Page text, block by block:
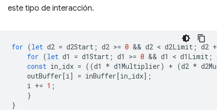
este tipo de interacción.
for (let d2 = d2Start ; d2 >= 0 && d2 < d2Limit ; d2
for (let d1 = d1Start ; d1 >= 0 && d1 < d1Limit ;
const in_idx = ((d1 * d1Multiplier) + (d2 *
outBuffer[i] = inBuffer[in_idx];
i += 1 ;
}
}